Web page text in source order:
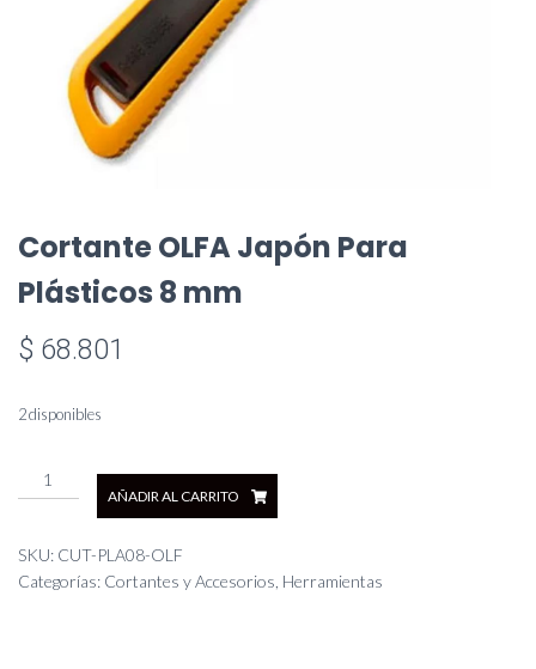
Cortante OLFA Japón Para
Plásticos 8 mm
$ 68.801
2 disponibles
Cortante
OLFA
Para
Plásticos
AÑADIR AL CARRITO
SKU: CUT-PLA08-OLF
Categorías: Cortantes y Accesorios Herramientas